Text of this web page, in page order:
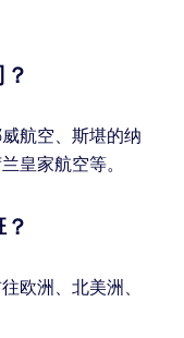
航空、斯堪的纳
皇家航空等。
欧洲、北美洲、